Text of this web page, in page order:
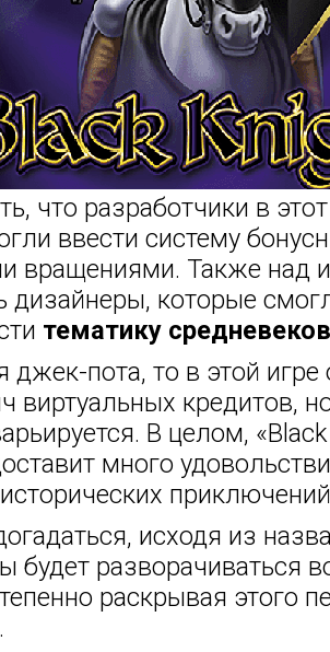
что разработчики в
ввести систему
вращениями. Также над
дизайнеры, которые
тематику
джек-пота, то в этой игре
виртуальных кредитов,
В целом,
много
исходя из
будет разворачиваться
раскрывая этого